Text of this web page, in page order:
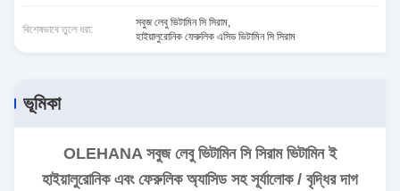
বিশেষভাবে তুলে ধরা:
সবুজ লেবু ভিটামিন সি সিরাম,
হাইয়ালুরোনিক ফেরুলিক এসিড ভিটামিন সি সিরাম
ভূমিকা
OLEHANA সবুজ লেবু ভিটামিন সি সিরাম ভিটামিন ই
হাইয়ালুরোনিক এবং ফেরুলিক অ্যাসিড সহ সূর্যালোক / বৃদ্ধির দাগ